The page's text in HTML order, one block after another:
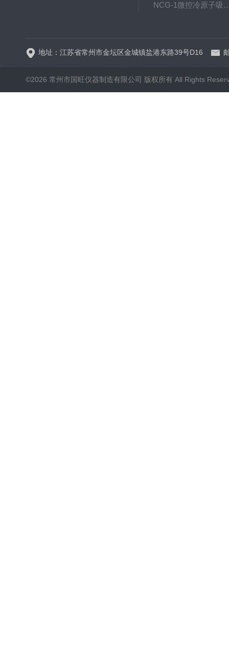
NCG-1微控冷
地址：江苏省常州市金坛区金城镇盐港东路39号D16
©2026 常州市国旺仪器制造有限公司 版权所有 All Rights